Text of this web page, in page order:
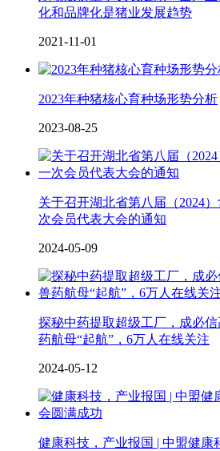
化和品牌化是猪业发展趋势
2021-11-01
2023年种猪核心育种场形势分析
2023-08-25
关于召开湖北省第八届（2024
次会员代表大会的通知
2024-05-09
探秘中药提取超级工厂，成必
药航母“起航”，6万人在线关注
2024-05-12
健康科技，产业报国 | 中盟健康